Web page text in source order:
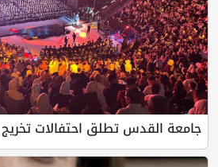
جامعة القدس تطلق احتفالات